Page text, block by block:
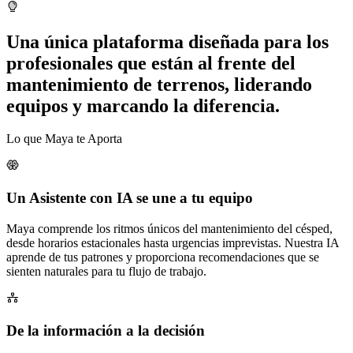
Una única plataforma diseñada para los
profesionales que están al frente del
mantenimiento de terrenos, liderando
equipos y marcando la diferencia.
Lo que Maya te Aporta
Un Asistente con IA se une a tu equipo
Maya comprende los ritmos únicos del mantenimiento del césped,
desde horarios estacionales hasta urgencias imprevistas. Nuestra IA
aprende de tus patrones y proporciona recomendaciones que se
sienten naturales para tu flujo de trabajo.
De la información a la decisión